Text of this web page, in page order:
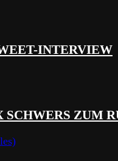
INTERVIEW
ZUM